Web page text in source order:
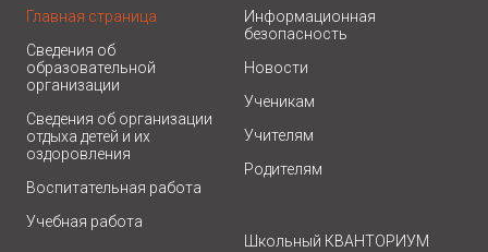
Главная страница
Сведения об
образовательной
организации
Сведения об организации
отдыха детей и их
оздоровления
Воспитательная работа
Учебная работа
Информационная
безопасность
Новости
Ученикам
Учителям
Родителям
Школьный КВАНТОРИУМ